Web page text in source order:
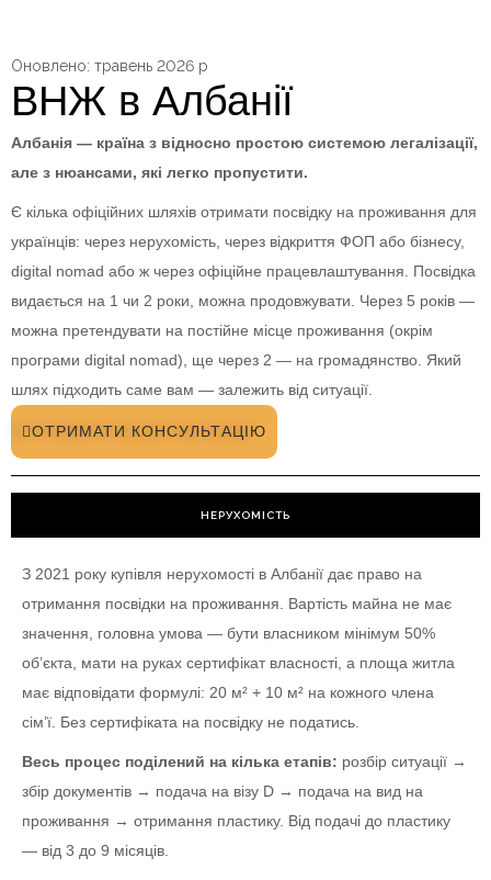
Оновлено: травень 2026 р
ВНЖ в Албанії
Албанія — країна з відносно простою системою легалізації,
але з нюансами, які легко пропустити.
Є кілька офіційних шляхів отримати посвідку на проживання для
українців: через нерухомість, через відкриття ФОП або бізнесу,
digital nomad або ж через офіційне працевлаштування. Посвідка
видається на 1 чи 2 роки, можна продовжувати. Через 5 років —
можна претендувати на постійне місце проживання (окрім
програми digital nomad), ще через 2 — на громадянство. Який
шлях підходить саме вам — залежить від ситуації.
ОТРИМАТИ КОНСУЛЬТАЦІЮ
НЕРУХОМІСТЬ
З 2021 року купівля нерухомості в Албанії дає право на
отримання посвідки на проживання. Вартість майна не має
значення, головна умова — бути власником мінімум 50%
об’єкта, мати на руках сертифікат власності, а площа житла
має відповідати формулі: 20 м² + 10 м² на кожного члена
сім’ї. Без сертифіката на посвідку не податись.
Весь процес поділений на кілька етапів: розбір ситуації →
збір документів → подача на візу D → подача на вид на
проживання → отримання пластику. Від подачі до пластику
— від 3 до 9 місяців.